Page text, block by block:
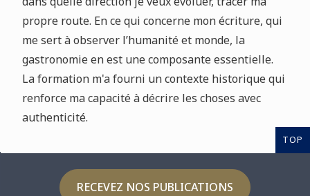
propre route. En ce qui concerne mon écriture, qui
me sert à observer l’humanité et monde, la
gastronomie en est une composante essentielle.
La formation m'a fourni un contexte historique qui
renforce ma capacité à décrire les choses avec
authenticité.
TOP
RECEVEZ NOS PUBLICATIONS